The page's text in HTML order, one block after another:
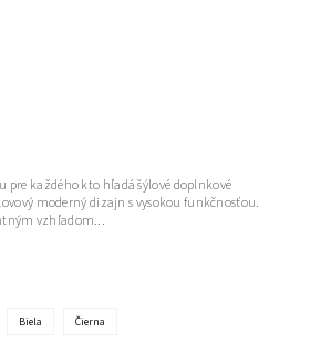
pre každého kto hľadá šýlové doplnkové
moderný dizajn s vysokou funkčnosťou.
vzhľadom...
Biela Čierna